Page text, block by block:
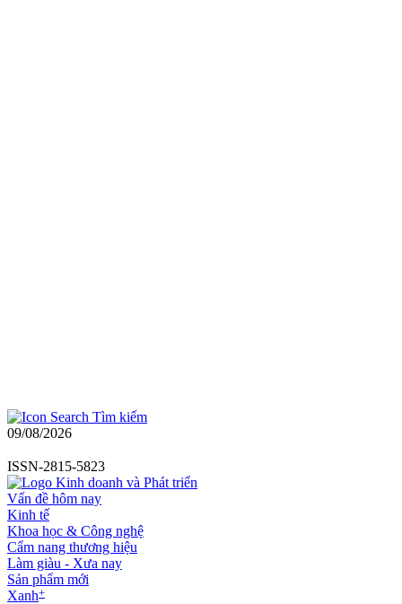
Tìm kiếm
09/08/2026
ISSN-2815-5823
Vấn đề hôm nay
Kinh tế
Khoa học & Công nghệ
Cẩm nang thương hiệu
Làm giàu - Xưa nay
Sản phẩm mới
Xanh+